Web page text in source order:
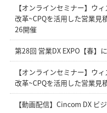
【オンラインセミナー】ウ
改革~CPQを活用した営業見
26開催
第28回 営業DX EXPO【春】
【オンラインセミナー】ウ
改革~CPQを活用した営業見
【動画配信】Cincom DX ビ